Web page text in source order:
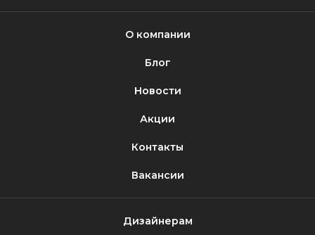
О компании
Блог
Новости
Акции
Контакты
Вакансии
Дизайнерам